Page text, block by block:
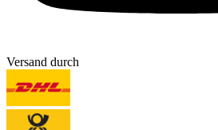
Versand durch